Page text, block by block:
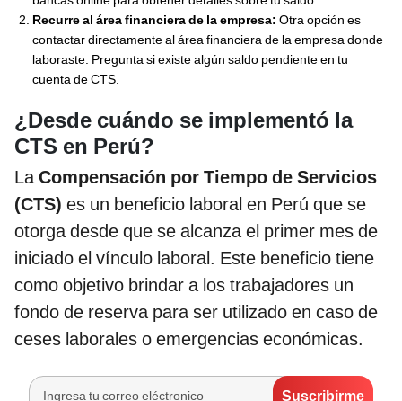
Recurre al área financiera de la empresa: Otra opción es
contactar directamente al área financiera de la empresa donde
laboraste. Pregunta si existe algún saldo pendiente en tu
cuenta de CTS.
¿Desde cuándo se implementó la
CTS en Perú?
LaCompensación por Tiempo de Servicios
(CTS) es un beneficio laboral en Perú que se
otorga desde que se alcanza el primer mes de
iniciado el vínculo laboral. Este beneficio tiene
como objetivo brindar a los trabajadores un
fondo de reserva para ser utilizado en caso de
ceses laborales o emergencias económicas.